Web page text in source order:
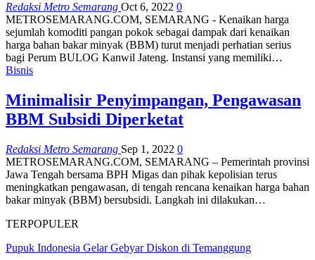
Redaksi Metro Semarang Oct 6, 2022 0
METROSEMARANG.COM, SEMARANG - Kenaikan harga
sejumlah komoditi pangan pokok sebagai dampak dari kenaikan
harga bahan bakar minyak (BBM) turut menjadi perhatian serius
bagi Perum BULOG Kanwil Jateng. Instansi yang memiliki…
Bisnis
Minimalisir Penyimpangan, Pengawasan
BBM Subsidi Diperketat
Redaksi Metro Semarang Sep 1, 2022 0
METROSEMARANG.COM, SEMARANG – Pemerintah provinsi
Jawa Tengah bersama BPH Migas dan pihak kepolisian terus
meningkatkan pengawasan, di tengah rencana kenaikan harga bahan
bakar minyak (BBM) bersubsidi. Langkah ini dilakukan…
TERPOPULER
Pupuk Indonesia Gelar Gebyar Diskon di Temanggung